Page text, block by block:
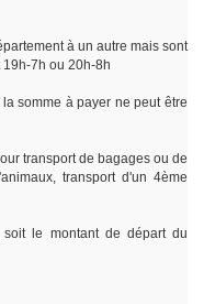
à un autre mais sont
19h-7h ou 20h-8h
somme à payer ne peut être
transport de bagages ou de
transport d'un 4ème
le montant de départ du